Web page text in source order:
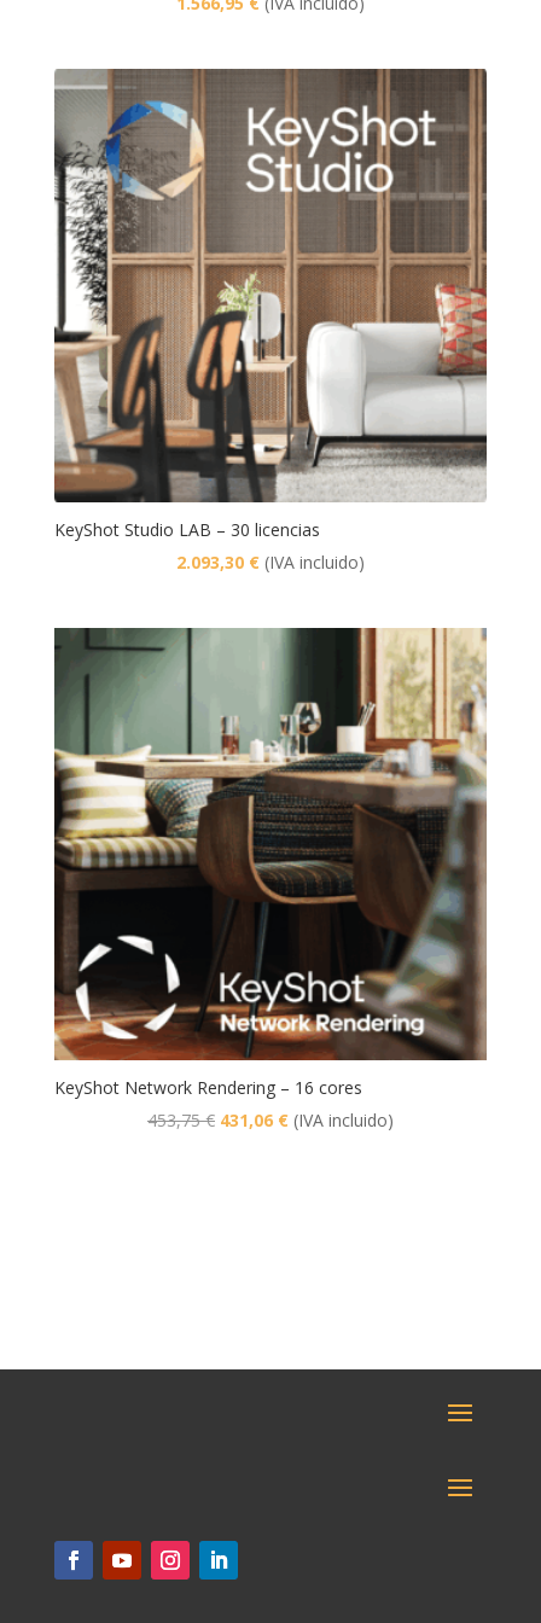
KeyShot Studio LAB – 30 licencias
2.093,30 € (IVA incluido)
KeyShot Network Rendering – 16 cores
453,75€ El
431,06 €El(IVA incluido)